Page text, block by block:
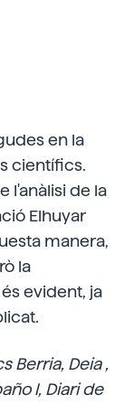
en la
científics.
l'anàlisi de la
Elhuyar
manera,
la
evident, ja
Berria, Deia ,
l, Diari de